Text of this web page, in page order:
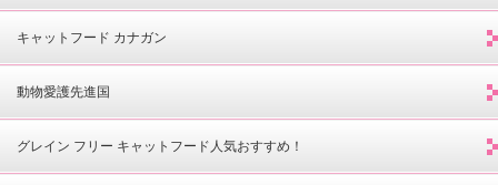
キャットフード カナガン
動物愛護先進国
グレイン フリー キャットフード人気おすすめ！